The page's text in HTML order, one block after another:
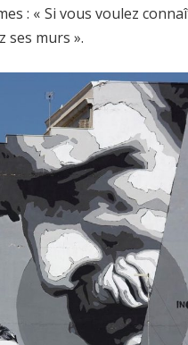
: « Si vous voulez
ses murs ».